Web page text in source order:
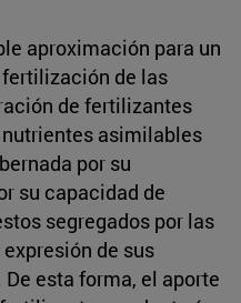
aproximación para un
de las
de fertilizantes
asimilables
por su
su capacidad de
segregados por las
de sus
esta forma, el aporte